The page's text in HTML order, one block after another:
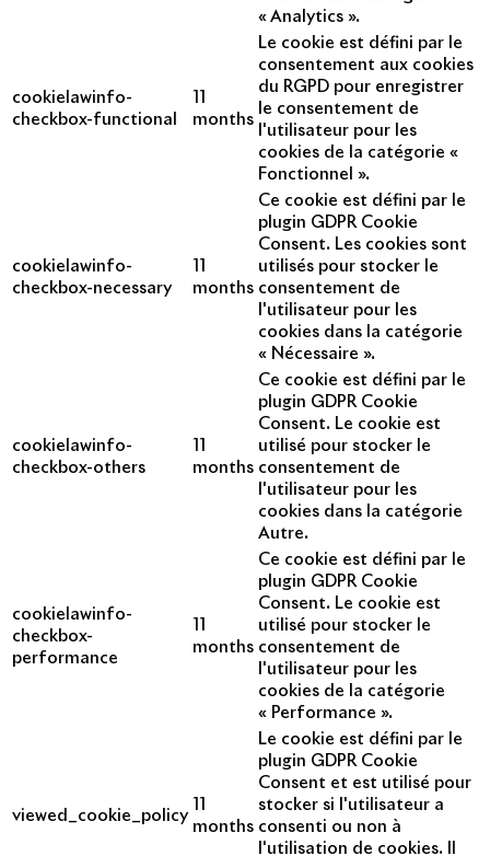
« Analytics ».
cookielawinfo-
checkbox-functional
months
Le cookie est défini par le
consentement aux cookies
du RGPD pour enregistrer
le consentement de
l'utilisateur pour les
cookies de la catégorie «
Fonctionnel ».
cookielawinfo-
checkbox-necessary
months
Ce cookie est défini par le
plugin GDPR Cookie
Consent. Les cookies sont
utilisés pour stocker le
consentement de
l'utilisateur pour les
cookies dans la catégorie
« Nécessaire ».
cookielawinfo-
checkbox-others
months
Ce cookie est défini par le
plugin GDPR Cookie
Consent. Le cookie est
utilisé pour stocker le
consentement de
l'utilisateur pour les
cookies dans la catégorie
Autre.
cookielawinfo-
checkbox-
performance
months
Ce cookie est défini par le
plugin GDPR Cookie
Consent. Le cookie est
utilisé pour stocker le
consentement de
l'utilisateur pour les
cookies de la catégorie
« Performance ».
viewed_cookie_policy
months
Le cookie est défini par le
plugin GDPR Cookie
Consent et est utilisé pour
stocker si l'utilisateur a
consenti ou non à
l'utilisation de cookies. Il